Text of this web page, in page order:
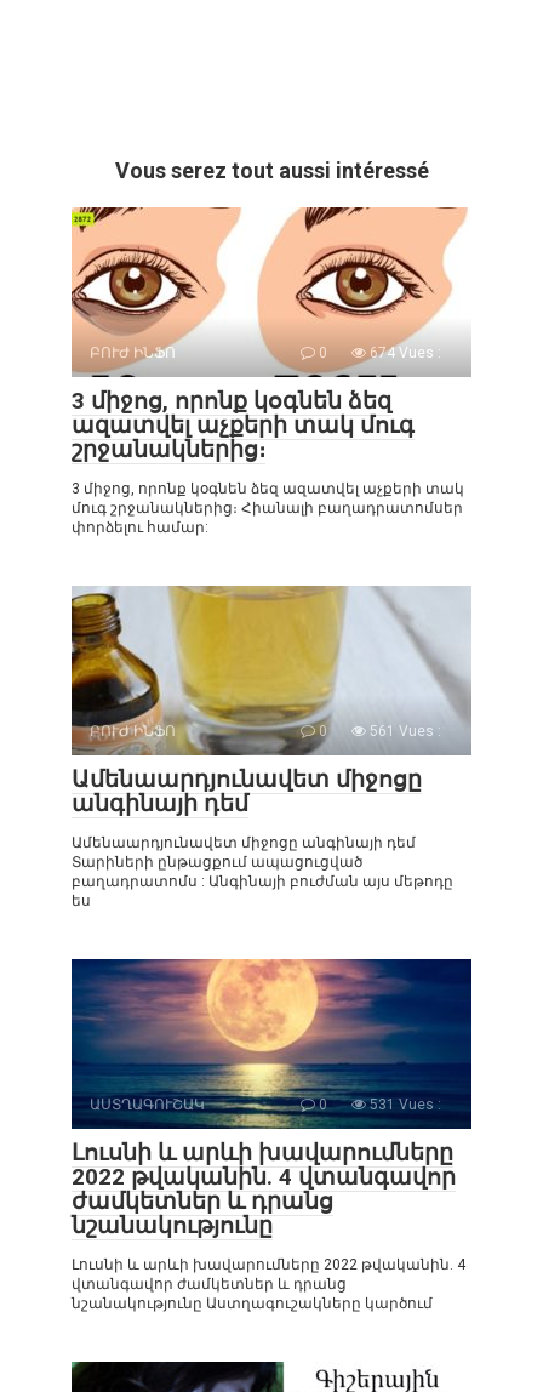
Vous serez tout aussi intéressé
ԲՈՒԺ ԻՆՖՈ 0 674 Vues :
3 միջոց, որոնք կօգնեն ձեզ
ազատվել աչքերի տակ մուգ
շրջանակներից։
3 միջոց, որոնք կօգնեն ձեզ ազատվել աչքերի տակ
մուգ շրջանակներից։ Հիանալի բաղադրատոմսեր
փորձելու համար:
ԲՈՒԺ ԻՆՖՈ 0 561 Vues :
Ամենաարդյունավետ միջոցը
անգինայի դեմ
Ամենաարդյունավետ միջոցը անգինայի դեմ
Տարիների ընթացքում ապացուցված
բաղադրատոմս : Անգինայի բուժման այս մեթոդը
ես
ԱՍՏՂԱԳՈՒՇԱԿ 0 531 Vues :
Լուսնի և արևի խավարումները
2022 թվականին. 4 վտանգավոր
ժամկետներ և դրանց
նշանակությունը
Լուսնի և արևի խավարումները 2022 թվականին. 4
վտանգավոր ժամկետներ և դրանց
նշանակությունը Աստղագուշակները կարծում